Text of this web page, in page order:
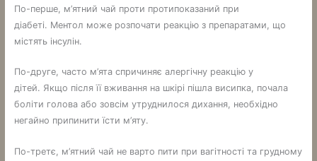
По-перше, м’ятний чай проти протипоказаний при
діабеті. Ментол може розпочати реакцію з препаратами, що
містять інсулін.
По-друге, часто м’ята спричиняє алергічну реакцію у
дітей. Якщо після її вживання на шкірі пішла висипка, почала
боліти голова або зовсім утруднилося дихання, необхідно
негайно припинити їсти м’яту.
По-третє, м’ятний чай не варто пити при вагітності та грудному